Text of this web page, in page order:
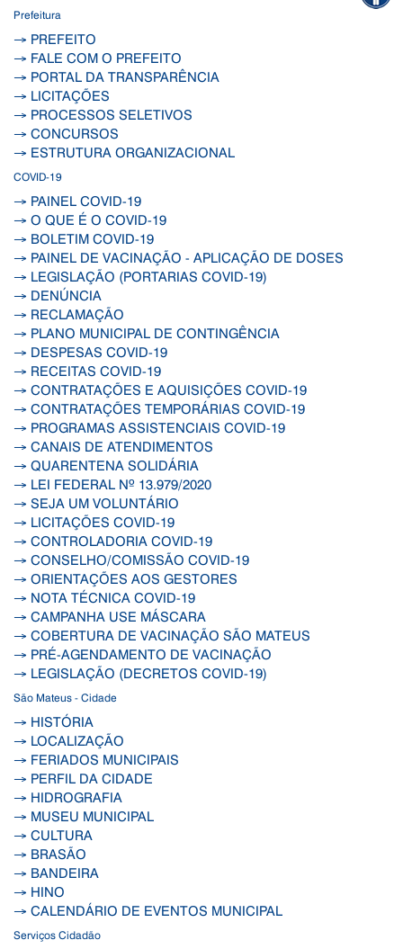
Prefeitura
→ PREFEITO
→ FALE COM O PREFEITO
→ PORTAL DA TRANSPARÊNCIA
→ LICITAÇÕES
→ PROCESSOS SELETIVOS
→ CONCURSOS
→ ESTRUTURA ORGANIZACIONAL
COVID-19
→ PAINEL COVID-19
→ O QUE É O COVID-19
→ BOLETIM COVID-19
→ PAINEL DE VACINAÇÃO - APLICAÇÃO DE DOSES
→ LEGISLAÇÃO (PORTARIAS COVID-19)
→ DENÚNCIA
→ RECLAMAÇÃO
→ PLANO MUNICIPAL DE CONTINGÊNCIA
→ DESPESAS COVID-19
→ RECEITAS COVID-19
→ CONTRATAÇÕES E AQUISIÇÕES COVID-19
→ CONTRATAÇÕES TEMPORÁRIAS COVID-19
→ PROGRAMAS ASSISTENCIAIS COVID-19
→ CANAIS DE ATENDIMENTOS
→ QUARENTENA SOLIDÁRIA
→ LEI FEDERAL Nº 13.979/2020
→ SEJA UM VOLUNTÁRIO
→ LICITAÇÕES COVID-19
→ CONTROLADORIA COVID-19
→ CONSELHO/COMISSÃO COVID-19
→ ORIENTAÇÕES AOS GESTORES
→ NOTA TÉCNICA COVID-19
→ CAMPANHA USE MÁSCARA
→ COBERTURA DE VACINAÇÃO SÃO MATEUS
→ PRÉ-AGENDAMENTO DE VACINAÇÃO
→ LEGISLAÇÃO (DECRETOS COVID-19)
São Mateus - Cidade
→ HISTÓRIA
→ LOCALIZAÇÃO
→ FERIADOS MUNICIPAIS
→ PERFIL DA CIDADE
→ HIDROGRAFIA
→ MUSEU MUNICIPAL
→ CULTURA
→ BRASÃO
→ BANDEIRA
→ HINO
→ CALENDÁRIO DE EVENTOS MUNICIPAL
Serviços Cidadão